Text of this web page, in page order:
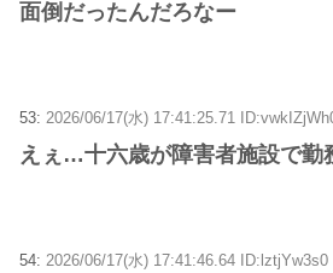
面倒だったんだろなー
53: 2026/06/17(水) 17:41:25.71
えぇ…十六歳が障害者施設で勤
54: 2026/06/17(水) 17:41:46.64 ID:lztjYw3s0